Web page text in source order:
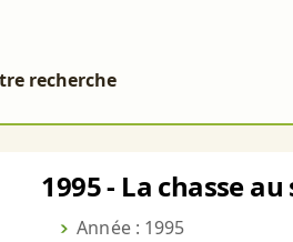
recherche
1995 - La chasse
Année : 1995